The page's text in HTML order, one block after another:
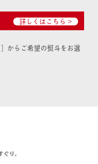
詳しくはこちら >
からご希望の熨斗をお選